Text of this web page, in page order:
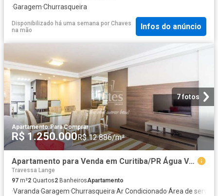
·Garagem·Churrasqueira
Disponibilizado há uma semana por Chaves
na mão
Infos do anúncio
7 fotos
Apartamento·Para Comprar
R$ 1.250.000R$ 12.886/m²
Apartamento para Venda em Curitiba/PR Água Verde 2 Quartos
Travessa Lange
97 m²2 Quartos2 BanheirosApartamento
·Varanda·Garagem·Churrasqueira·Ar Condicionado·Área de serviço